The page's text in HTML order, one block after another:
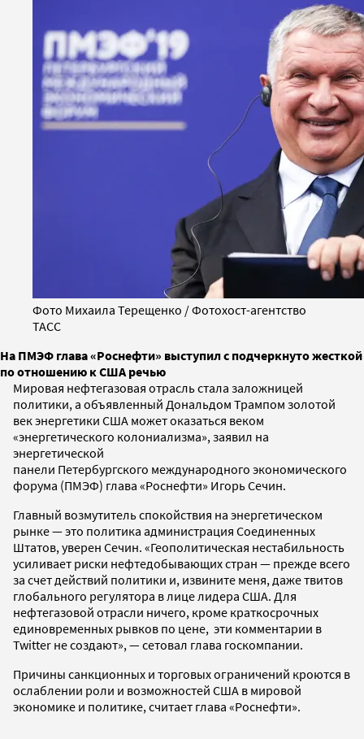
Фото Михаила Терещенко / Фотохост-агентство
ТАСС
На ПМЭФ глава «Роснефти» выступил с подчеркнуто жесткой
по отношению к США речью
Мировая нефтегазовая отрасль стала заложницей
политики, а объявленный Дональдом Трампом золотой
век энергетики США может оказаться веком
«энергетического колониализма», заявил на
энергетической
панели Петербургского международного экономического
форума (ПМЭФ) глава «Роснефти» Игорь Сечин.
Главный возмутитель спокойствия на энергетическом
рынке — это политика администрация Соединенных
Штатов, уверен Сечин. «Геополитическая нестабильность
усиливает риски нефтедобывающих стран — прежде всего
за счет действий политики и, извините меня, даже твитов
глобального регулятора в лице лидера США. Для
нефтегазовой отрасли ничего, кроме краткосрочных
единовременных рывков по цене, эти комментарии в
Twitter не создают», — сетовал глава госкомпании.
Причины санкционных и торговых ограничений кроются в
ослаблении роли и возможностей США в мировой
экономике и политике, считает глава «Роснефти».